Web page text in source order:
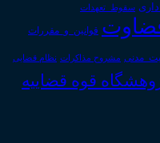
سقوط_تعهدات
قوانین_و_مقررات
مشروح مذاکرات نظام قضایی
قوه قضاییه